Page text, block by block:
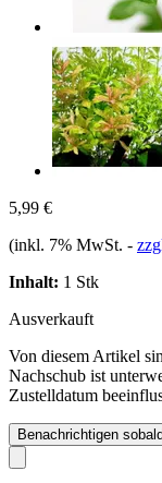
5,99 €
(inkl. 7% MwSt. -
Inhalt: 1 Stk
Ausverkauft
Von diesem Artikel
Nachschub ist
Zustelldatum
Benachrichtigen